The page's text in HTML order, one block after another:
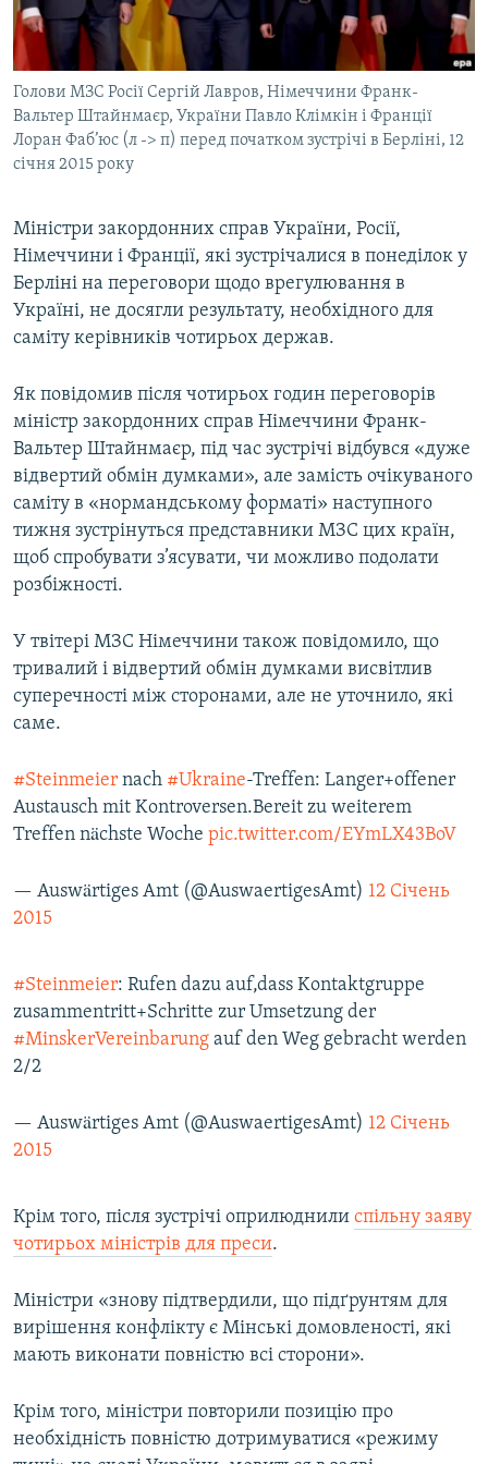
ВІДЕОУРОКИ «ELIFBE»
СВІДЧЕННЯ ОКУПАЦІЇ
УКРАЇНСЬКА ПРОБЛЕМА КРИМУ
ІНФОГРАФІКА
Русский
Qırımtatar
ДОЛУЧАЙСЯ!
Усі сайти RFE/RL
Голови МЗС Росії Сергій Лавров, Німеччини Франк-
Вальтер Штайнмаєр, України Павло Клімкін і Франції
Лоран Фаб’юс (л -> п) перед початком зустрічі в Берліні, 12
січня 2015 року
Міністри закордонних справ України, Росії,
Німеччини і Франції, які зустрічалися в понеділок у
Берліні на переговори щодо врегулювання в
Україні, не досягли результату, необхідного для
саміту керівників чотирьох держав.
Як повідомив після чотирьох годин переговорів
міністр закордонних справ Німеччини Франк-
Вальтер Штайнмаєр, під час зустрічі відбувся «дуже
відвертий обмін думками», але замість очікуваного
саміту в «нормандському форматі» наступного
тижня зустрінуться представники МЗС цих країн,
щоб спробувати з’ясувати, чи можливо подолати
розбіжності.
У твітері МЗС Німеччини також повідомило, що
тривалий і відвертий обмін думками висвітлив
суперечності між сторонами, але не уточнило, які
саме.
#Steinmeier nach #Ukraine-Treffen: Langer+offener
Austausch mit Kontroversen.Bereit zu weiterem
Treffen nächste Woche pic.twitter.com/EYmLX43BoV
— Auswärtiges Amt (@AuswaertigesAmt) 12 Січень
2015
#Steinmeier: Rufen dazu auf,dass Kontaktgruppe
zusammentritt+Schritte zur Umsetzung der
#MinskerVereinbarung auf den Weg gebracht werden
2/2
— Auswärtiges Amt (@AuswaertigesAmt) 12 Січень
2015
Крім того, після зустрічі оприлюднили спільну заяву
чотирьох міністрів для преси.
Міністри «знову підтвердили, що підґрунтям для
вирішення конфлікту є Мінські домовленості, які
мають виконати повністю всі сторони».
Крім того, міністри повторили позицію про
необхідність повністю дотримуватися «режиму